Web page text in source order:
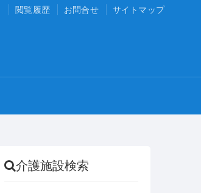
閲覧履歴 お問合せ サイトマップ
介護施設検索